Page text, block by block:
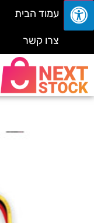
עמוד הבית
צרו קשר